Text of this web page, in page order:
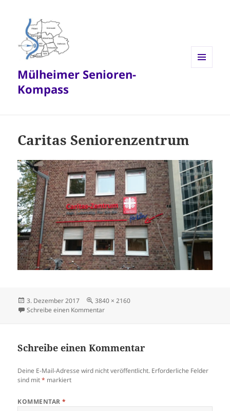
Mülheimer Senioren-
Kompass
Caritas Seniorenzentrum
Veröffentlicht
am
3. Dezember 2017
Volle
Größe
3840 × 2160
Schreibe einen Kommentarzu Caritas Seniorenzentrum
Schreibe einen Kommentar
Deine E-Mail-Adresse wird nicht veröffentlicht. Erforderliche Felder
sind mit* markiert
KOMMENTAR*